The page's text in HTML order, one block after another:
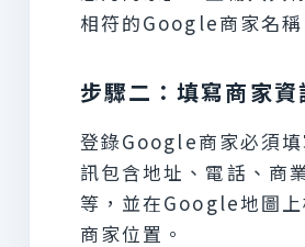
相符的Google商家名稱
步驟二：填寫商家資
登錄Google商家必須填
訊包含地址、電話、商
等，並在Google地圖上
商家位置。